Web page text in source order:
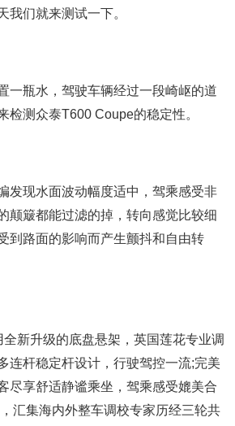
我们就来测试一下。
一瓶水，驾驶车辆经过一段崎岖的道
检测众泰T600 Coupe的稳定性。
发现水面波动幅度适中，驾乘感受非
颠簸都能过滤的掉，转向感觉比较细
到路面的影响而产生颤抖和自由转
新升级的底盘悬架，英国莲花专业调
连杆稳定杆设计，行驶驾控一流;完美
尽享舒适静谧乘坐，驾乘感受媲美合
汇集海内外整车调校专家历经三轮共